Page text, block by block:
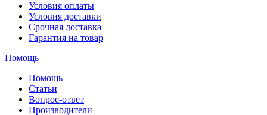
Условия оплаты
Условия доставки
Срочная доставка
Гарантия на товар
Помощь
Помощь
Статьи
Вопрос-ответ
Производители